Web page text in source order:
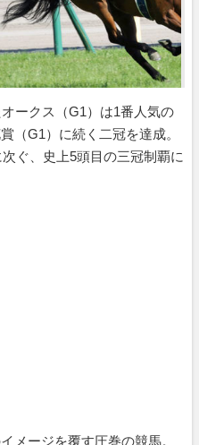
ークス（G1）は1番人気の
（G1）に続く二冠を達成。
ぐ、史上5頭目の三冠制覇に
メージを覆す圧巻の競馬。